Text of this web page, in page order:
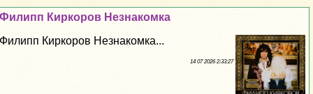
Филипп Киркоров Незнакомка
Филипп Киркоров Незнакомка...
14 07 2026 2:33:27